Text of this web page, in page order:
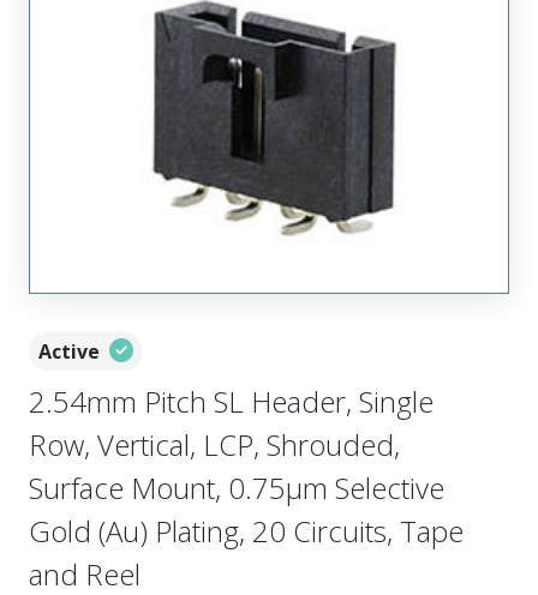
Active
2.54mm Pitch SL Header, Single
Row, Vertical, LCP, Shrouded,
Surface Mount, 0.75µm Selective
Gold (Au) Plating, 20 Circuits, Tape
and Reel